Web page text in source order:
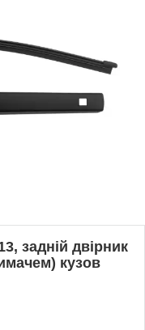
задній двірник
кузов